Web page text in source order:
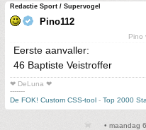
Redactie Sport / Supervogel
Pino112
Pino
Eerste aanvaller:
46 Baptiste Veistroffer
❤ DeLuna ❤
-------
De FOK! Custom CSS-tool - Top 2000
• maandag